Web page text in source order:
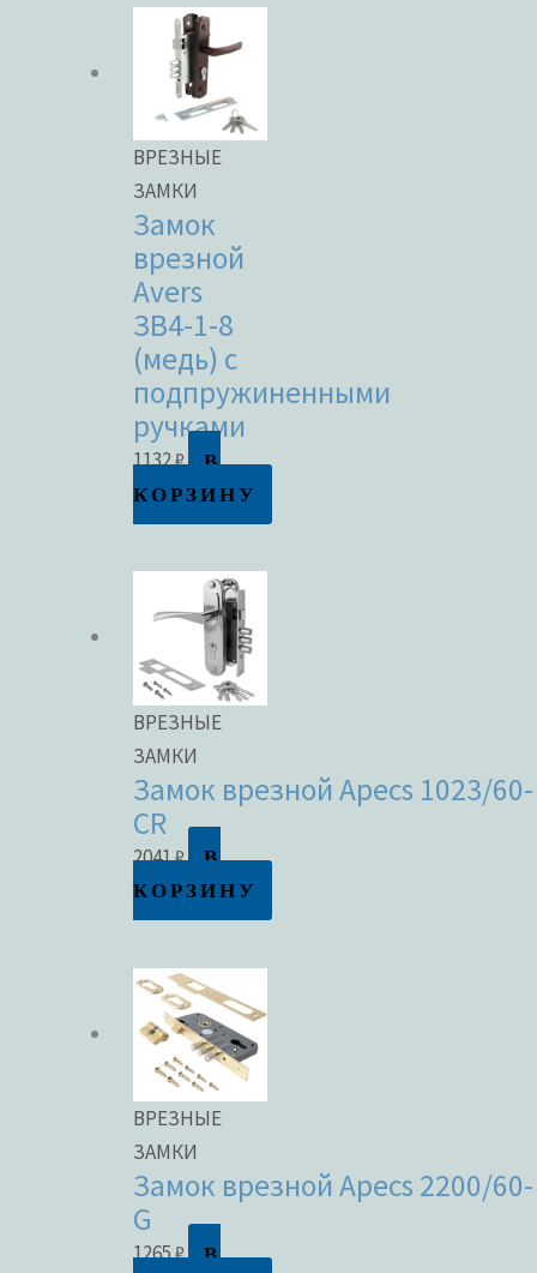
ВРЕЗНЫЕ
ЗАМКИ
Замок
врезной
Avers
ЗВ4-1-8
(медь) с
подпружиненными
ручками
1132₽
В
КОРЗИНУ
ВРЕЗНЫЕ
ЗАМКИ
Замок врезной Apecs 1023/60-
CR
2041₽
В
КОРЗИНУ
ВРЕЗНЫЕ
ЗАМКИ
Замок врезной Apecs 2200/60-
G
1265₽
В